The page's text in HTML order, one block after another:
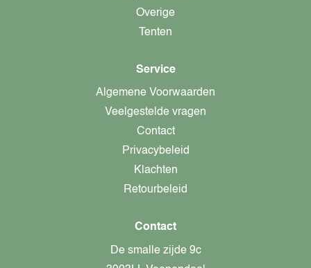
Overige
Tenten
Service
Algemene Voorwaarden
Veelgestelde vragen
Contact
Privacybeleid
Klachten
Retourbeleid
Contact
De smalle zijde 9c